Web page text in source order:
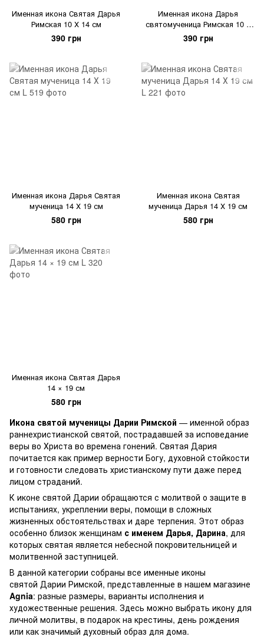
Именная икона Святая Дарья
Римская 10 Х 14 см
390 грн
Именная икона Дарья
святомученица Римская 10 Х
14 см
390 грн
Именная икона Дарья Святая
мученица 14 Х 19 см
580 грн
Именная икона Святая
мученица Дарья 14 Х 19 см
580 грн
Именная икона Святая Дарья
14 × 19 см
580 грн
Икона святой мученицы Дарии Римской — именной образ
раннехристианской святой, пострадавшей за исповедание
веры во Христа во времена гонений. Святая Дария
почитается как пример верности Богу, духовной стойкости
и готовности следовать христианскому пути даже перед
лицом страданий.
К иконе святой Дарии обращаются с молитвой о защите в
испытаниях, укреплении веры, помощи в сложных
жизненных обстоятельствах и даре терпения. Этот образ
особенно близок женщинам с именем Дарья, Дарина, для
которых святая является небесной покровительницей и
молитвенной заступницей.
В данной категории собраны все именные иконы
святой Дарии Римской, представленные в нашем магазине
Agnia: разные размеры, варианты исполнения и
художественные решения. Здесь можно выбрать икону для
личной молитвы, в подарок на крестины, день рождения
или как значимый духовный образ для дома.